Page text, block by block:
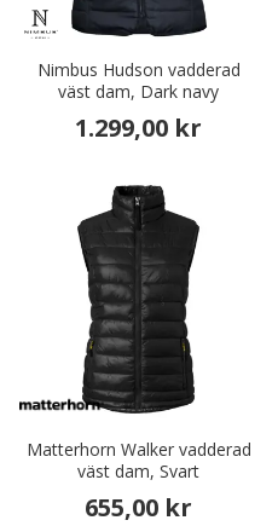
Nimbus Hudson vadderad
väst dam, Dark navy
1.299,00 kr
Matterhorn Walker vadderad
väst dam, Svart
655,00 kr